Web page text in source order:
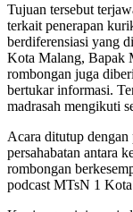
Tujuan tersebut
terkait penerapan
berdiferensiasi yang
Kota Malang, Bapak
rombongan juga
bertukar informasi.
madrasah mengikuti
Acara ditutup dengan
persahabatan antara
rombongan
podcast MTsN 1